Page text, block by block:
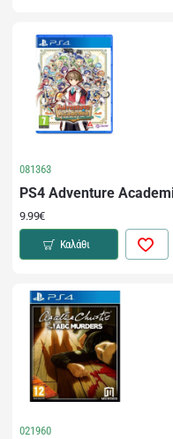
081363
PS4 Adventure
9.99€
Καλάθι
021960